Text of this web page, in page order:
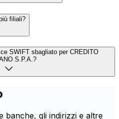
filiali?
SWIFT sbagliato per CREDITO
S.P.A.?
banche, gli indirizzi e altre